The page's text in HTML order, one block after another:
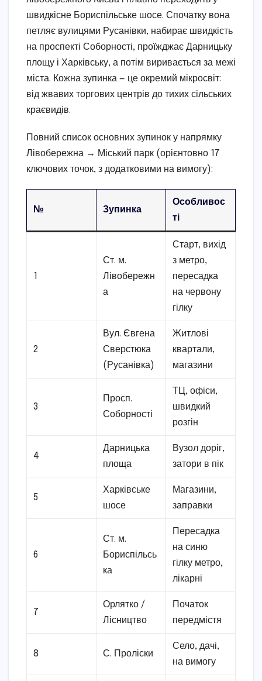
швидкісне Бориспільське шосе. Спочатку вона
петляє вулицями Русанівки, набирає швидкість
на проспекті Соборності, проїжджає Дарницьку
площу і Харківську, а потім виривається за межі
міста. Кожна зупинка — це окремий мікросвіт:
від жвавих торгових центрів до тихих сільських
краєвидів.
Повний список основних зупинок у напрямку
Лівобережна → Міський парк (орієнтовно 17
ключових точок, з додатковими на вимогу):
№ Зупинка
Особливос
ті
1
Ст. м.
Лівобережн
а
Старт, вихід
з метро,
пересадка
на червону
гілку
2
Вул. Євгена
Сверстюка
(Русанівка)
Житлові
квартали,
магазини
3
Просп.
Соборності
ТЦ, офіси,
швидкий
розгін
4
Дарницька
площа
Вузол доріг,
затори в пік
5
Харківське
шосе
Магазини,
заправки
6
Ст. м.
Бориспільсь
ка
Пересадка
на синю
гілку метро,
лікарні
7
Орлятко /
Лісництво
Початок
передмістя
8 С. Проліски
Село, дачі,
на вимогу